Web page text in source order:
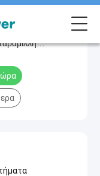
1100kWh 1MWh
σε